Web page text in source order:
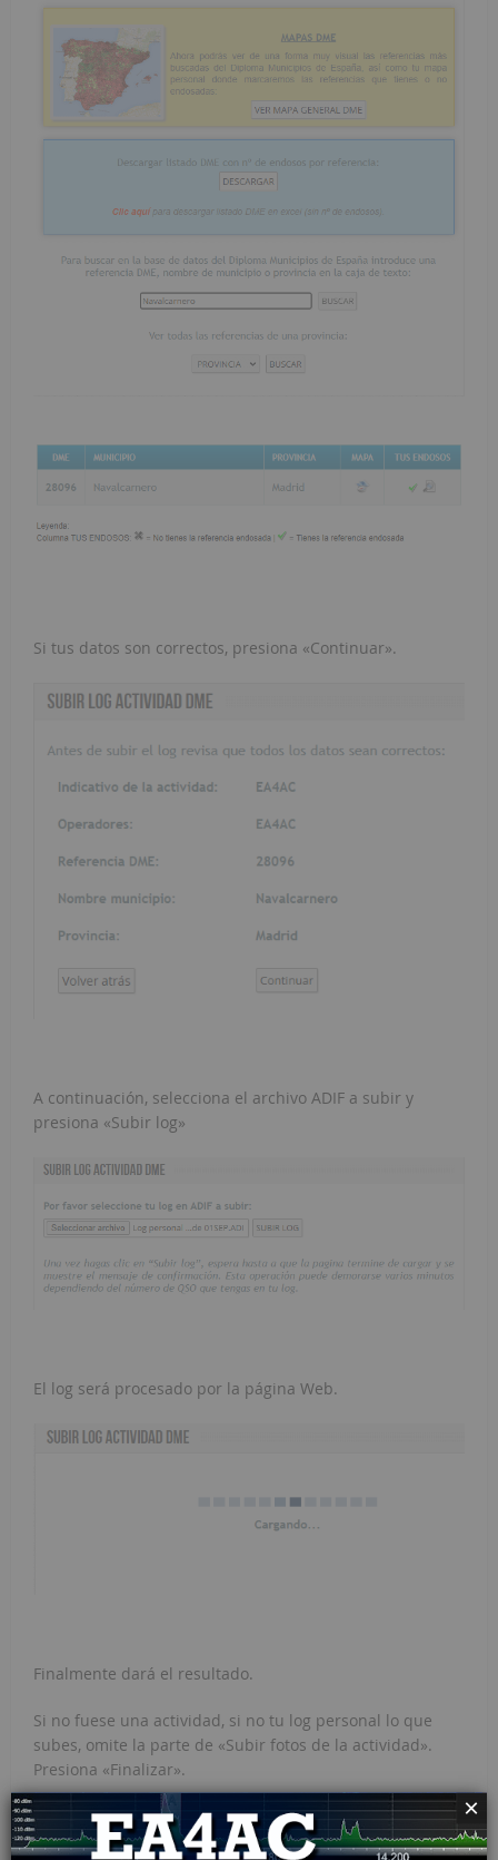
Si tus datos son correctos, presiona «Continuar».
A continuación, selecciona el archivo ADIF a subir y
presiona «Subir log»
El log será procesado por la página Web.
Finalmente dará el resultado.
Si no fuese una actividad, si no tu log personal lo que
subes, omite la parte de «Subir fotos de la actividad».
Presiona «Finalizar».
×